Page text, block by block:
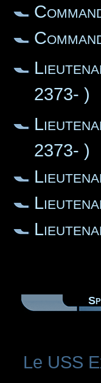
2373- )
2373- )
Le USS